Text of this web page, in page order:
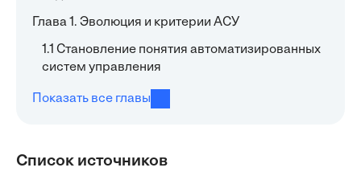
Глава 1. Эволюция и критерии АСУ
1.1 Становление понятия автоматизированных
систем управления
Показать все главы
Список источников